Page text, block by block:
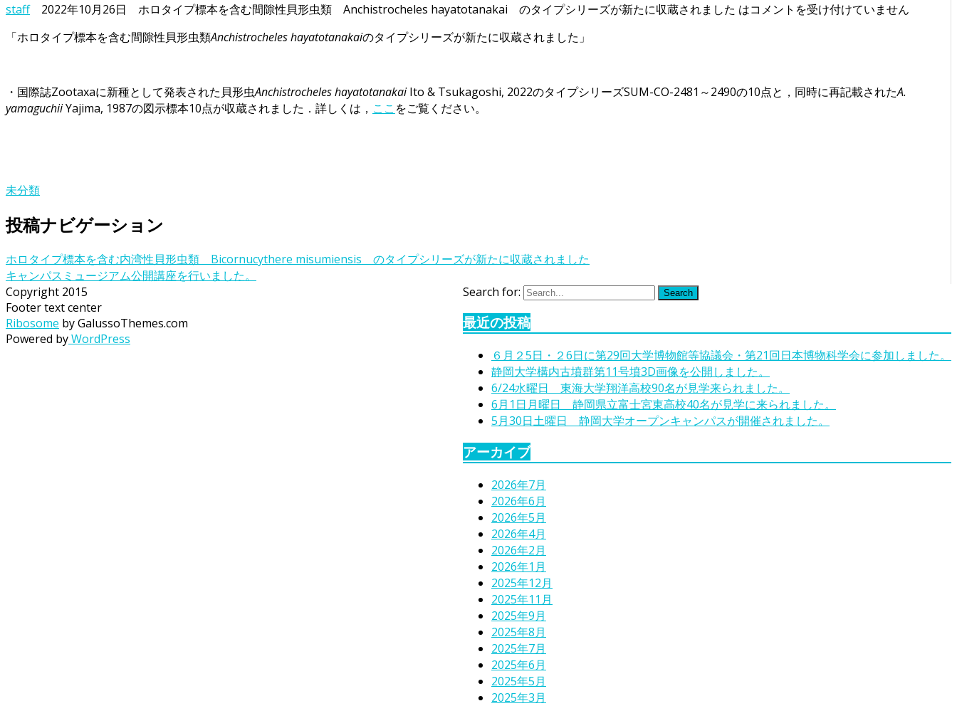
staff 2022年10月26日 ホロタイプ標本を含む間隙性貝形虫類 Anchistrocheles hayatotanakai のタイプシリーズが新たに収蔵されました はコメントを受け付けていません
「ホロタイプ標本を含む間隙性貝形虫類Anchistrocheles hayatotanakaiのタイプシリーズが新たに収蔵されました」
・国際誌Zootaxaに新種として発表された貝形虫Anchistrocheles hayatotanakaiIto & Tsukagoshi, 2022のタイプシリーズSUM-CO-2481～2490の10点と，同時に再記載されたA.
yamaguchiiYajima, 1987の図示標本10点が収蔵されました．詳しくは， ここ をご覧ください。
未分類
投稿ナビゲーション
ホロタイプ標本を含む内湾性貝形虫類 Bicornucythere misumiensis のタイプシリーズが新たに収蔵されました
キャンパスミュージアム公開講座を行いました。
Search for:
Search
最近の投稿
６月２5日・２6日に第29回大学博物館等協議会・第21回日本博物科学会に参加しました。
静岡大学構内古墳群第11号墳3D画像を公開しました。
6/24水曜日 東海大学翔洋高校90名が見学来られました。
6月1日月曜日 静岡県立富士宮東高校40名が見学に来られました。
5月30日土曜日 静岡大学オープンキャンパスが開催されました。
アーカイブ
2026年7月
2026年6月
2026年5月
2026年4月
2026年2月
2026年1月
2025年12月
2025年11月
2025年9月
2025年8月
2025年7月
2025年6月
2025年5月
2025年3月
Copyright 2015
Footer text center
Ribosome by GalussoThemes.com
Powered byWordPress